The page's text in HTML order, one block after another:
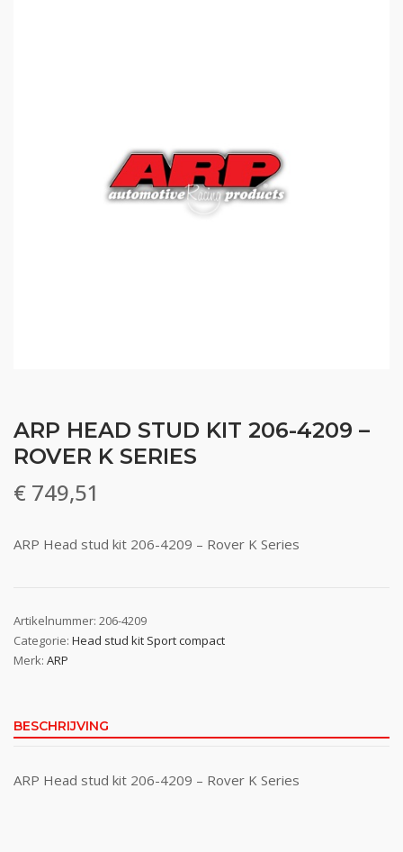
ARP HEAD STUD KIT 206-4209 –
ROVER K SERIES
€ 749,51
ARP Head stud kit 206-4209 – Rover K Series
Artikelnummer: 206-4209
Categorie: Head stud kit Sport compact
Merk: ARP
BESCHRIJVING
ARP Head stud kit 206-4209 – Rover K Series